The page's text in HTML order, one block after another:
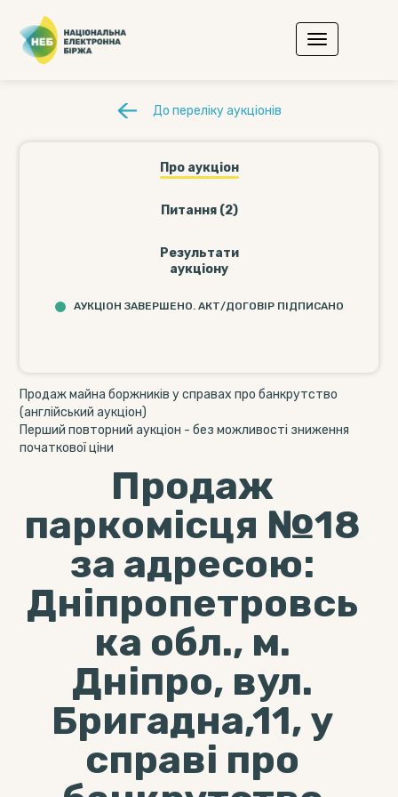
До переліку аукціонів
Про аукціон
Питання (2)
Результати
аукціону
АУКЦІОН ЗАВЕРШЕНО. АКТ/ДОГОВІР ПІДПИСАНО
Продаж майна боржників у справах про банкрутство
(англійський аукціон)
Перший повторний аукціон - без можливості зниження
початкової ціни
Продаж
паркомісця №18
за адресою:
Дніпропетровсь
ка обл., м.
Дніпро, вул.
Бригадна,11, у
справі про